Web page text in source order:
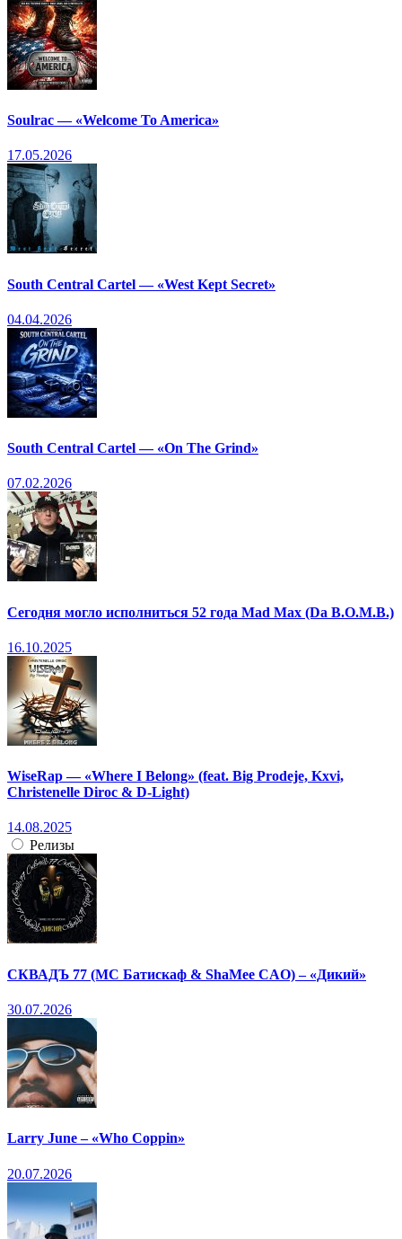
Soulrac — «Welcome To America»
17.05.2026
South Central Cartel — «West Kept Secret»
04.04.2026
South Central Cartel — «On The Grind»
07.02.2026
Сегодня могло исполниться 52 года Mad Max (Da B.O.M.B.)
16.10.2025
WiseRap — «Where I Belong» (feat. Big Prodeje, Kxvi,
Christenelle Diroc & D-Light)
14.08.2025
Релизы
СКВАДЪ 77 (МС Батискаф & ShaMee CAO) – «Дикий»
30.07.2026
Larry June – «Who Coppin»
20.07.2026